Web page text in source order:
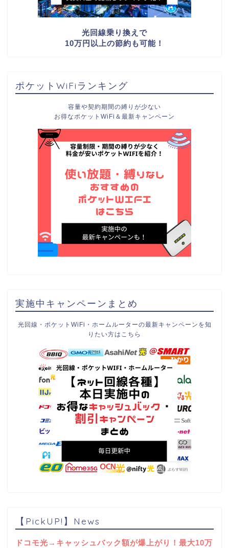
光回線乗り換えで
10万円以上の節約も可能！
ポケットWiFiランキング
容量や契約期間の縛りが少ない
お得なポケットWiFi＆最新キャンペーン
実施中キャンペーンまとめ
光回線・ポケットWiFi・ホームルーターの最新キャンペーンを知
りたい方はこちら
【PickUP!】News
ドコモ光→キャッシュバック額が爆上がり！最大10万